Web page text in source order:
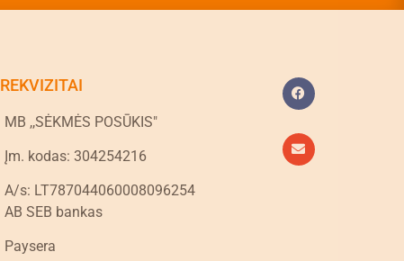
REKVIZITAI
MB ,,SĖKMĖS POSŪKIS"
Įm. kodas: 304254216
A/s: LT787044060008096254
AB SEB bankas
Paysera